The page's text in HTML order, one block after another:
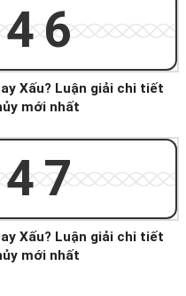
Xấu? Luận giải chi tiết
mới nhất
Xấu? Luận giải chi tiết
mới nhất